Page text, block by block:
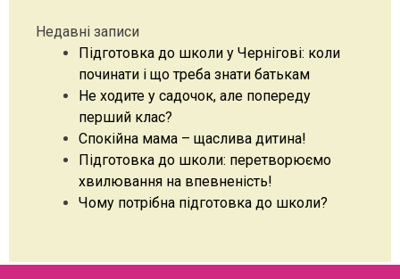
Недавні записи
Підготовка до школи у Чернігові: коли
починати і що треба знати батькам
Не ходите у садочок, але попереду
перший клас?
Спокійна мама – щаслива дитина!
Підготовка до школи: перетворюємо
хвилювання на впевненість!
Чому потрібна підготовка до школи?